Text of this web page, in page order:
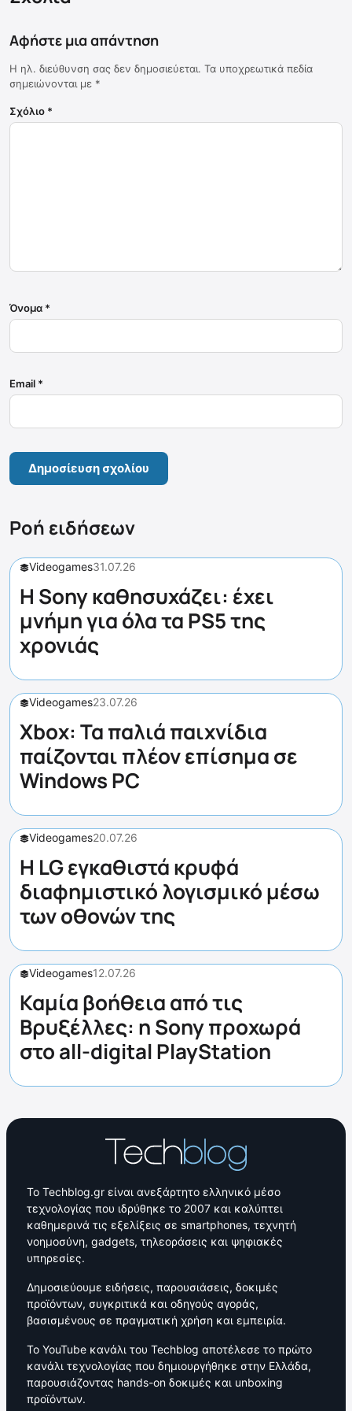
Αφήστε μια απάντηση
Η ηλ. διεύθυνση σας δεν δημοσιεύεται. Τα υποχρεωτικά πεδία
σημειώνονται με *
Σχόλιο *
Όνομα *
Email *
Ροή ειδήσεων
Videogames31.07.26
Η Sony καθησυχάζει: έχει
μνήμη για όλα τα PS5 της
χρονιάς
Videogames23.07.26
Xbox: Τα παλιά παιχνίδια
παίζονται πλέον επίσημα σε
Windows PC
Videogames20.07.26
Η LG εγκαθιστά κρυφά
διαφημιστικό λογισμικό μέσω
των οθονών της
Videogames12.07.26
Καμία βοήθεια από τις
Βρυξέλλες: η Sony προχωρά
στο all-digital PlayStation
Το Techblog.gr είναι ανεξάρτητο ελληνικό μέσο
τεχνολογίας που ιδρύθηκε το 2007 και καλύπτει
καθημερινά τις εξελίξεις σε smartphones, τεχνητή
νοημοσύνη, gadgets, τηλεοράσεις και ψηφιακές
υπηρεσίες.
Δημοσιεύουμε ειδήσεις, παρουσιάσεις, δοκιμές
προϊόντων, συγκριτικά και οδηγούς αγοράς,
βασισμένους σε πραγματική χρήση και εμπειρία.
Το YouTube κανάλι του Techblog αποτέλεσε το πρώτο
κανάλι τεχνολογίας που δημιουργήθηκε στην Ελλάδα,
παρουσιάζοντας hands-on δοκιμές και unboxing
προϊόντων.